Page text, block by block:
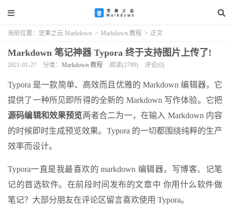
当前位置： 坚果之云 Markdown > Markdown 教程 > 正文
Markdown 笔记神器 Typora 终于支持图片上传了!
2021-01-27 分类： Markdown 教程 阅读(2799) 评论(0)
Typora 是一款简单、高效而且优雅的 Markdown 编辑器，它
提供了一种所见即所得的全新的 Markdown 写作体验。它把
源码编辑和效果预览两者合二为一，在输入 Markdown 内容
的时候即时生成预览效果。Typora 的一切都围绕纯粹的生产
效率而设计。
Typora一直是我最喜欢的 markdown 编辑器，写博客、记笔
记的首选软件。在前段时间发布的文章中 你用什么软件做
笔记？大部分朋友在评论区留言喜欢使用 Typora。